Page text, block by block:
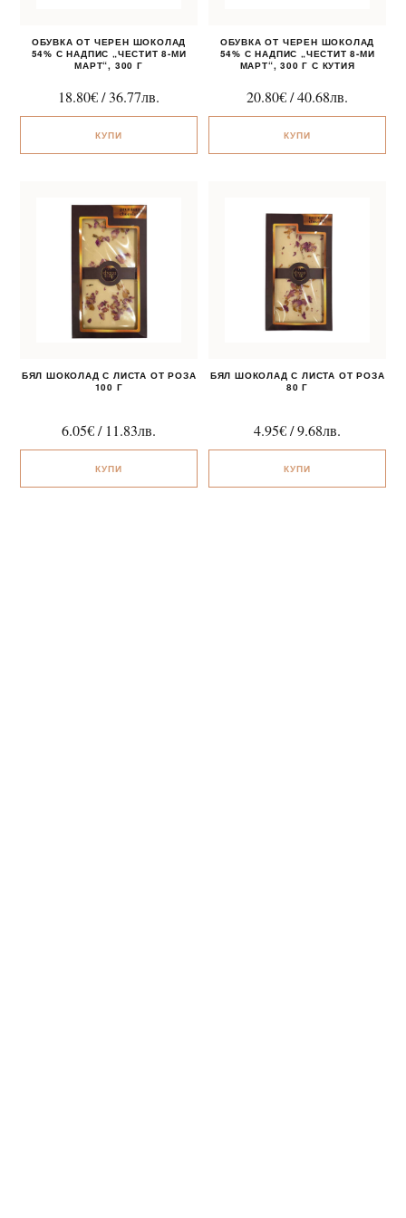
ОБУВКА ОТ ЧЕРЕН ШОКОЛАД
54% С НАДПИС „ЧЕСТИТ 8-МИ
МАРТ“, 300 Г
18.80€/36.77лв.
КУПИ
ОБУВКА ОТ ЧЕРЕН ШОКОЛАД
54% С НАДПИС „ЧЕСТИТ 8-МИ
МАРТ“, 300 Г С КУТИЯ
20.80€/40.68лв.
КУПИ
БЯЛ ШОКОЛАД С ЛИСТА ОТ РОЗА
100 Г
6.05€/ 11.83лв.
КУПИ
БЯЛ ШОКОЛАД С ЛИСТА ОТ РОЗА
80 Г
4.95€/9.68лв.
КУПИ